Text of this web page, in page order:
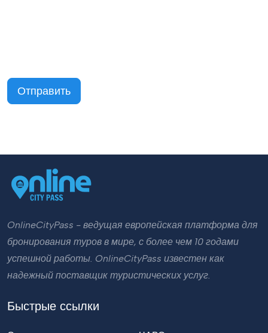
Отправить
OnlineCityPass - ведущая европейская платформа для
бронирования туров в мире, с более чем 10 годами
успешной работы. OnlineCityPass известен как
надежный поставщик туристических услуг.
Быстрые ссылки